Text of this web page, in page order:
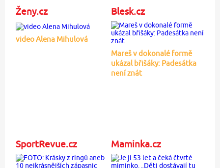
Ženy.cz
video Alena Mihulová
Blesk.cz
Mareš v dokonalé formě
ukázal břišáky: Padesátka
není znát
SportRevue.cz Maminka.cz